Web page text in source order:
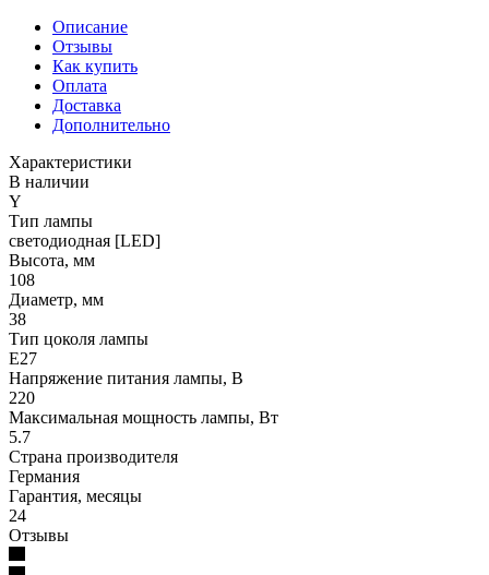
Описание
Отзывы
Как купить
Оплата
Доставка
Дополнительно
Характеристики
В наличии
Y
Тип лампы
светодиодная [LED]
Высота, мм
108
Диаметр, мм
38
Тип цоколя лампы
E27
Напряжение питания лампы, В
220
Максимальная мощность лампы, Вт
5.7
Страна производителя
Германия
Гарантия, месяцы
24
Отзывы